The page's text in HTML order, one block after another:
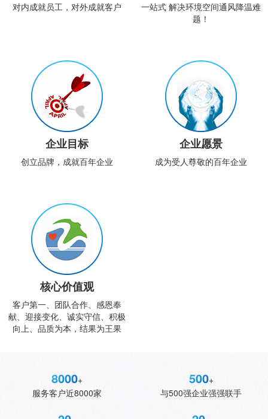
对内成就员工，对外成就客户
一站式 解决环境空间通风降温难
题！
企业目标
创立品牌，成就百年企业
企业愿景
成为受人尊敬的百年企业
核心价值观
客户第一、团队合作、感恩奉
献、迎接变化、诚实守信、积极
向上、品质为本，结果为王果
8000+
服务客户近8000家
500+
与500强企业强强联手